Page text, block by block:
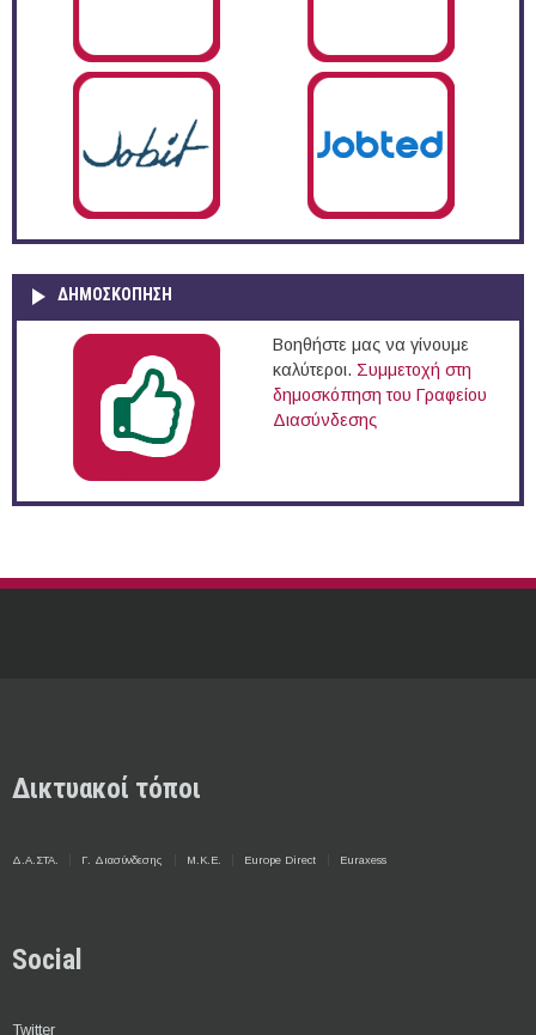
ΔΗΜΟΣΚΌΠΗΣΗ
Βοηθήστε μας να γίνουμε
καλύτεροι. Συμμετοχή στη
δημοσκόπηση του Γραφείου
Διασύνδεσης
Δικτυακοί τόποι
Δ.Α.ΣΤΑ. Γ. Διασύνδεσης Μ.Κ.Ε. Europe Direct Euraxess
Social
Twitter